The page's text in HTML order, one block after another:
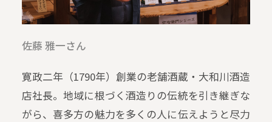
佐藤 雅一さん
寛政二年（1790年）創業の老舗酒蔵・大和川酒造
店社長。地域に根づく酒造りの伝統を引き継ぎな
がら、喜多方の魅力を多くの人に伝えようと尽力